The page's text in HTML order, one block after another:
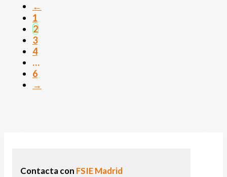
←
1
2
3
4
…
6
→
Contacta con FSIE Madrid